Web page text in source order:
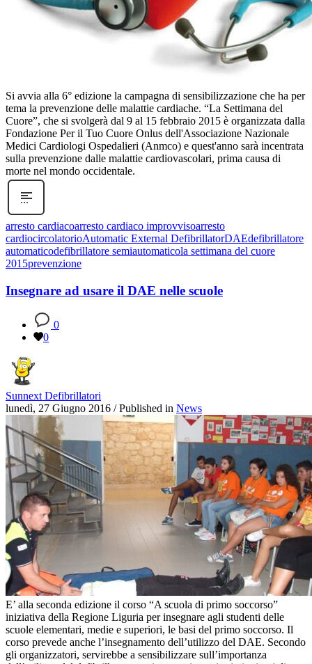
Si avvia alla 6° edizione la campagna di sensibilizzazione che ha per
tema la prevenzione delle malattie cardiache. “La Settimana del
Cuore”, che si svolgerà dal 9 al 15 febbraio 2015 è organizzata dalla
Fondazione Per il Tuo Cuore Onlus dell'Associazione Nazionale
Medici Cardiologi Ospedalieri (Anmco) e quest'anno sarà incentrata
sulla prevenzione dalle malattie cardiovascolari, prima causa di
morte nel mondo occidentale.
arresto cardiacoarresto cardiaco improvvisoarresto
cardiocircolatorioAutomatic External DefibrillatorDAEdefibrillatore
automaticodefibrillatore semiautomaticola settimana del cuore
2015prevenzione
Insegnare ad usare il DAE nelle scuole
0
0
Sunnext Defibrillatori
lunedì, 27 Giugno 2016 / Published in News
E’ alla seconda edizione il corso “A scuola di primo soccorso”
iniziativa della Regione Liguria per insegnare agli studenti delle
scuole elementari, medie e superiori, le basi del primo soccorso. Il
corso prevede anche l’insegnamento dell’utilizzo del DAE. Secondo
gli organizzatori, servirebbe a sensibilizzare sull’importanza